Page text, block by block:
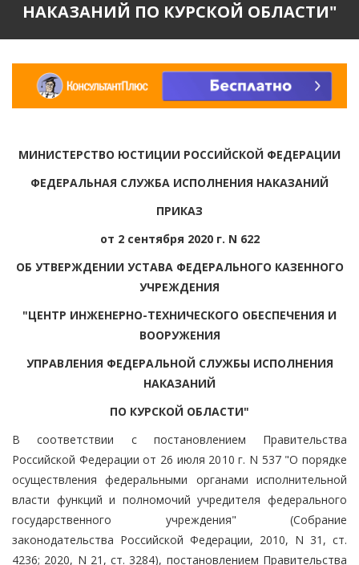
НАКАЗАНИЙ ПО КУРСКОЙ ОБЛАСТИ"
МИНИСТЕРСТВО ЮСТИЦИИ РОССИЙСКОЙ ФЕДЕРАЦИИ
ФЕДЕРАЛЬНАЯ СЛУЖБА ИСПОЛНЕНИЯ НАКАЗАНИЙ
ПРИКАЗ
от 2 сентября 2020 г. N 622
ОБ УТВЕРЖДЕНИИ УСТАВА ФЕДЕРАЛЬНОГО КАЗЕННОГО
УЧРЕЖДЕНИЯ
"ЦЕНТР ИНЖЕНЕРНО-ТЕХНИЧЕСКОГО ОБЕСПЕЧЕНИЯ И
ВООРУЖЕНИЯ
УПРАВЛЕНИЯ ФЕДЕРАЛЬНОЙ СЛУЖБЫ ИСПОЛНЕНИЯ
НАКАЗАНИЙ
ПО КУРСКОЙ ОБЛАСТИ"
В соответствии с постановлением Правительства
Российской Федерации от 26 июля 2010 г. N 537 "О порядке
осуществления федеральными органами исполнительной
власти функций и полномочий учредителя федерального
государственного учреждения" (Собрание
законодательства Российской Федерации, 2010, N 31, ст.
4236; 2020, N 21, ст. 3284), постановлением Правительства